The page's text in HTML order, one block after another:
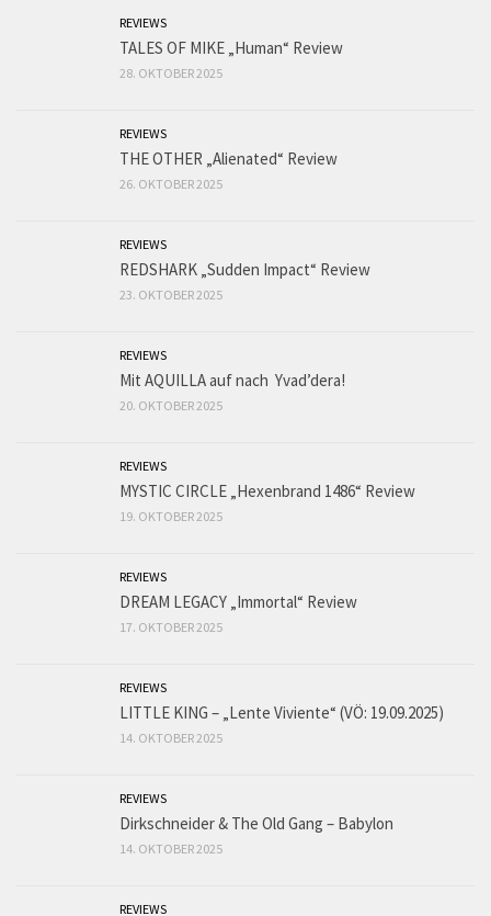
REVIEWS
TALES OF MIKE „Human“ Review
28. OKTOBER 2025
REVIEWS
THE OTHER „Alienated“ Review
26. OKTOBER 2025
REVIEWS
REDSHARK „Sudden Impact“ Review
23. OKTOBER 2025
REVIEWS
Mit AQUILLA auf nach Yvad’dera!
20. OKTOBER 2025
REVIEWS
MYSTIC CIRCLE „Hexenbrand 1486“ Review
19. OKTOBER 2025
REVIEWS
DREAM LEGACY „Immortal“ Review
17. OKTOBER 2025
REVIEWS
LITTLE KING – „Lente Viviente“ (VÖ: 19.09.2025)
14. OKTOBER 2025
REVIEWS
Dirkschneider & The Old Gang – Babylon
14. OKTOBER 2025
REVIEWS